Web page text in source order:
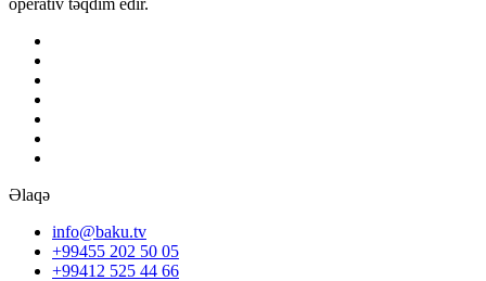
operativ təqdim edir.
Əlaqə
info@baku.tv
+99455 202 50 05
+99412 525 44 66